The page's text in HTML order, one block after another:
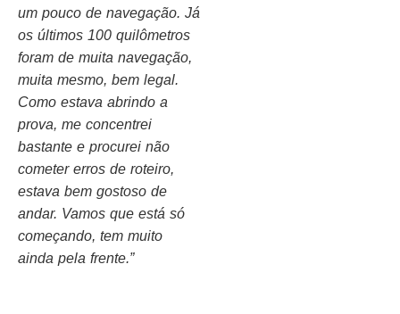
um pouco de navegação. Já
os últimos 100 quilômetros
foram de muita navegação,
muita mesmo, bem legal.
Como estava abrindo a
prova, me concentrei
bastante e procurei não
cometer erros de roteiro,
estava bem gostoso de
andar. Vamos que está só
começando, tem muito
ainda pela frente.”